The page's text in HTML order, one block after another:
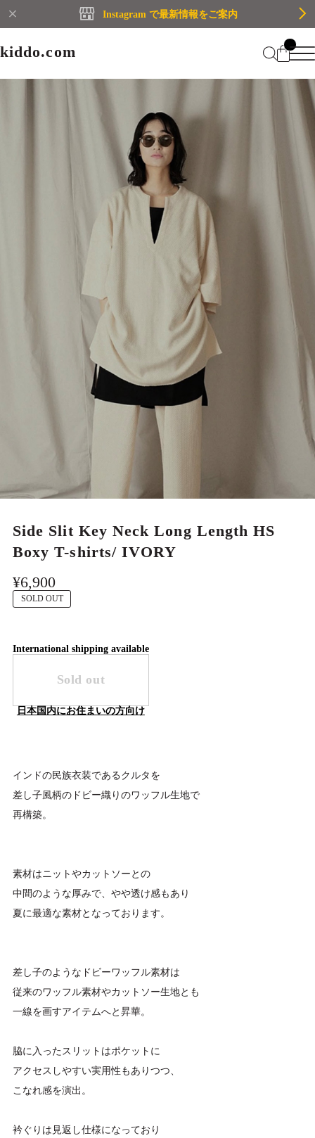
Instagram で最新情報をご案内
kiddo.com
kiddo.com
Home
CATEGORY
MEN
Membership
Information
プライバシーポリシー
特定商取引法に基づく表記
Side Slit Key Neck Long Length HS
Boxy T-shirts/ IVORY
¥6,900
SOLD OUT
International shipping available
Sold out
日本国内にお住まいの方向け
インドの民族衣装であるクルタを
差し子風柄のドビー織りのワッフル生地で
再構築。
素材はニットやカットソーとの
中間のような厚みで、やや透け感もあり
夏に最適な素材となっております。
差し子のようなドビーワッフル素材は
従来のワッフル素材やカットソー生地とも
一線を画すアイテムへと昇華。
脇に入ったスリットはポケットに
アクセスしやすい実用性もありつつ、
こなれ感を演出。
衿ぐりは見返し仕様になっており